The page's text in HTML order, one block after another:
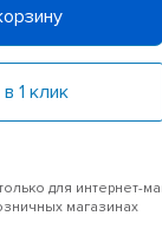
1 клик
для интернет-
магазинах